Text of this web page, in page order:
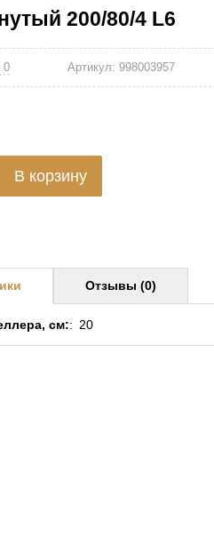
200/80/4 L6
0 Артикул:998003957
В корзину
см: 20
Отзывы (0)